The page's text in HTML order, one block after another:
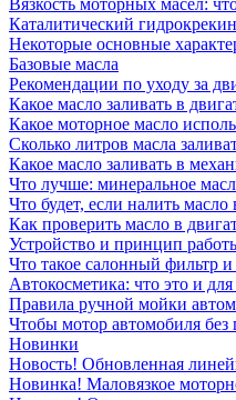
Вязкость моторных масел:
Каталитический
Некоторые основные
Базовые масла
Рекомендации по уходу за
Какое масло заливать в
Какое моторное масло
Сколько литров масла
Какое масло заливать в
Что лучше: минеральное
Что будет, если налить
Как проверить масло в
Устройство и принцип
Что такое салонный фильтр
Автокосметика: что это и
Правила ручной мойки
Чтобы мотор автомобиля без
Новинки
Новость! Обновленная
Новинка! Маловязкое